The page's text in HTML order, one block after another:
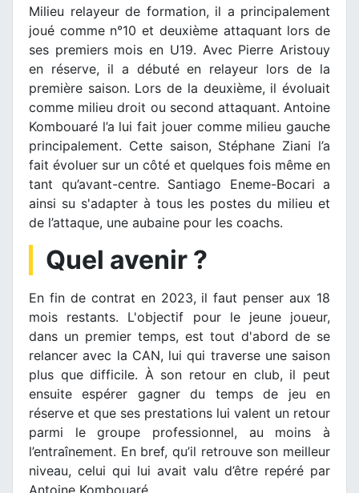
Milieu relayeur de formation, il a principalement
joué comme n°10 et deuxième attaquant lors de
ses premiers mois en U19. Avec Pierre Aristouy
en réserve, il a débuté en relayeur lors de la
première saison. Lors de la deuxième, il évoluait
comme milieu droit ou second attaquant. Antoine
Kombouaré l’a lui fait jouer comme milieu gauche
principalement. Cette saison, Stéphane Ziani l’a
fait évoluer sur un côté et quelques fois même en
tant qu’avant-centre. Santiago Eneme-Bocari a
ainsi su s'adapter à tous les postes du milieu et
de l’attaque, une aubaine pour les coachs.
Quel avenir ?
En fin de contrat en 2023, il faut penser aux 18
mois restants. L'objectif pour le jeune joueur,
dans un premier temps, est tout d'abord de se
relancer avec la CAN, lui qui traverse une saison
plus que difficile. À son retour en club, il peut
ensuite espérer gagner du temps de jeu en
réserve et que ses prestations lui valent un retour
parmi le groupe professionnel, au moins à
l’entraînement. En bref, qu’il retrouve son meilleur
niveau, celui qui lui avait valu d’être repéré par